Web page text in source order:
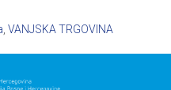
VANJSKA TRGOVINA